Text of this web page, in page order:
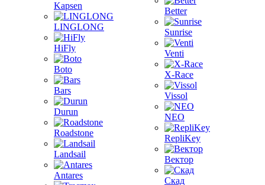
Kapsen
LINGLONG
HiFly
Boto
Bars
Durun
Roadstone
Landsail
Antares
Better
Sunrise
Venti
X-Race
Vissol
NEO
RepliKey
Вектор
Скад